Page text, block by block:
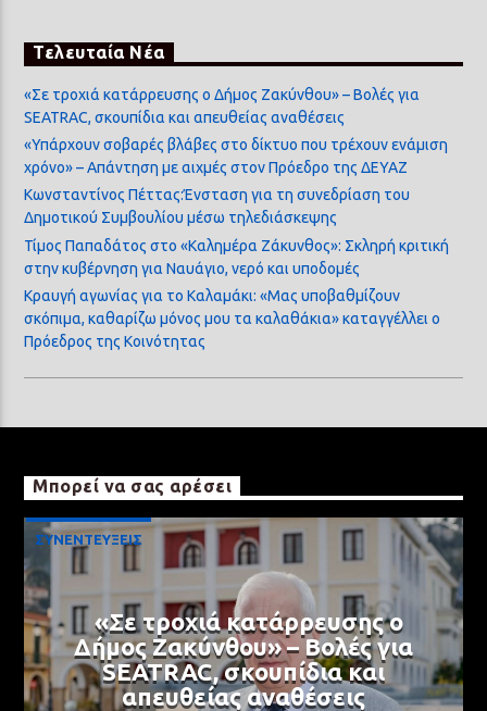
Τελευταία Νέα
«Σε τροχιά κατάρρευσης ο Δήμος Ζακύνθου» – Βολές για
SEATRAC, σκουπίδια και απευθείας αναθέσεις
«Υπάρχουν σοβαρές βλάβες στο δίκτυο που τρέχουν ενάμιση
χρόνο» – Απάντηση με αιχμές στον Πρόεδρο της ΔΕΥΑΖ
Κωνσταντίνος Πέττας:Ένσταση για τη συνεδρίαση του
Δημοτικού Συμβουλίου μέσω τηλεδιάσκεψης
Τίμος Παπαδάτος στο «Καλημέρα Ζάκυνθος»: Σκληρή κριτική
στην κυβέρνηση για Ναυάγιο, νερό και υποδομές
Κραυγή αγωνίας για το Καλαμάκι: «Μας υποβαθμίζουν
σκόπιμα, καθαρίζω μόνος μου τα καλαθάκια» καταγγέλλει ο
Πρόεδρος της Κοινότητας
Μπορεί να σας αρέσει
ΣΥΝΕΝΤΕΥΞΕΙΣ
«Σε τροχιά κατάρρευσης ο
Δήμος Ζακύνθου» – Βολές για
SEATRAC, σκουπίδια και
απευθείας αναθέσεις